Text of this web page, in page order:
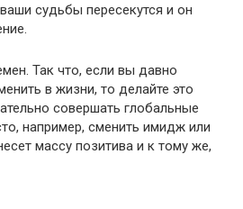
судьбы пересекутся и он
Так что, если вы давно
в жизни, то делайте это
совершать глобальные
например, сменить имидж или
массу позитива и к тому же,